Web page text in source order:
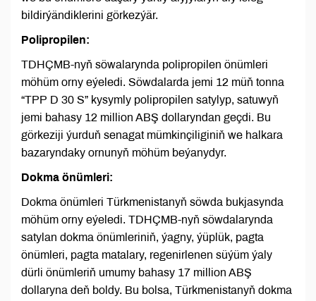
bildirýändiklerini görkezýär.
Polipropilen:
TDHÇMB-nyň söwalarynda polipropilen önümleri
möhüm orny eýeledi. Söwdalarda jemi 12 müň tonna
“TPP D 30 S” kysymly polipropilen satylyp, satuwyň
jemi bahasy 12 million ABŞ dollaryndan geçdi. Bu
görkeziji ýurduň senagat mümkinçiliginiň we halkara
bazaryndaky ornunyň möhüm beýanydyr.
Dokma önümleri:
Dokma önümleri Türkmenistanyň söwda bukjasynda
möhüm orny eýeledi. TDHÇMB-nyň söwdalarynda
satylan dokma önümleriniň, ýagny, ýüplük, pagta
önümleri, pagta matalary, regenirlenen süýüm ýaly
dürli önümleriň umumy bahasy 17 million ABŞ
dollaryna deň boldy. Bu bolsa, Türkmenistanyň dokma